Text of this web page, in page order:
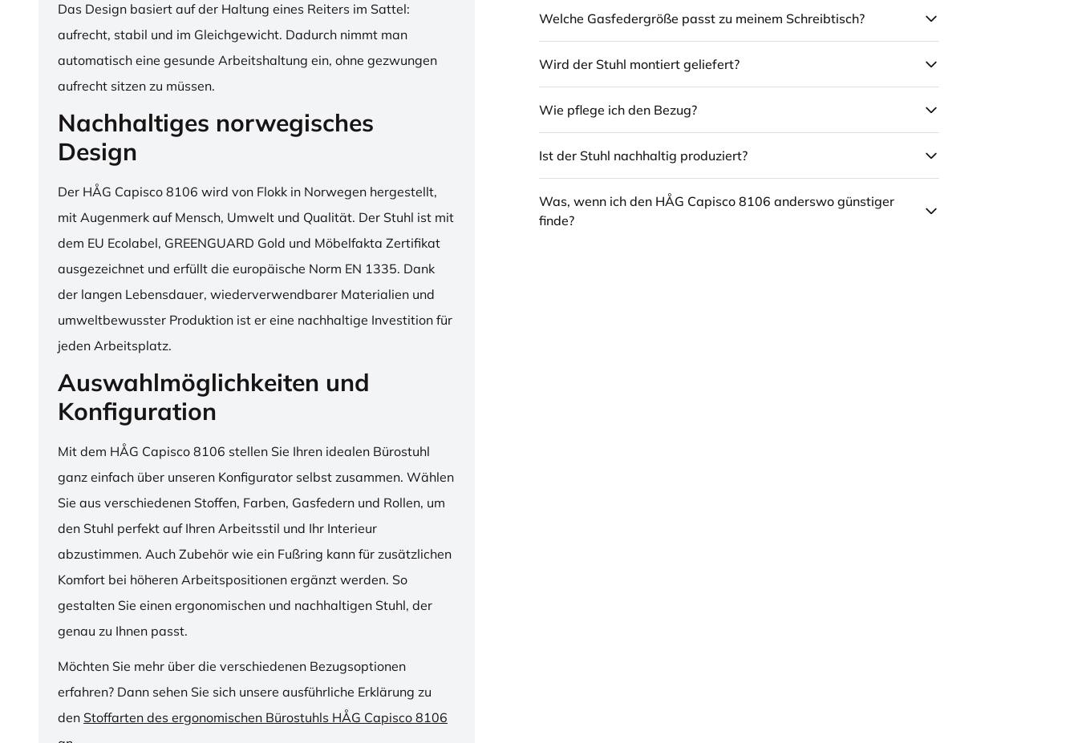
Das Design basiert auf der Haltung eines Reiters im Sattel:
aufrecht, stabil und im Gleichgewicht. Dadurch nimmt man
automatisch eine gesunde Arbeitshaltung ein, ohne gezwungen
aufrecht sitzen zu müssen.
Nachhaltiges norwegisches
Design
Der HÅG Capisco 8106 wird von Flokk in Norwegen hergestellt,
mit Augenmerk auf Mensch, Umwelt und Qualität. Der Stuhl ist mit
dem EU Ecolabel, GREENGUARD Gold und Möbelfakta Zertifikat
ausgezeichnet und erfüllt die europäische Norm EN 1335. Dank
der langen Lebensdauer, wiederverwendbarer Materialien und
umweltbewusster Produktion ist er eine nachhaltige Investition für
jeden Arbeitsplatz.
Auswahlmöglichkeiten und
Konfiguration
Mit dem HÅG Capisco 8106 stellen Sie Ihren idealen Bürostuhl
ganz einfach über unseren Konfigurator selbst zusammen. Wählen
Sie aus verschiedenen Stoffen, Farben, Gasfedern und Rollen, um
den Stuhl perfekt auf Ihren Arbeitsstil und Ihr Interieur
abzustimmen. Auch Zubehör wie ein Fußring kann für zusätzlichen
Komfort bei höheren Arbeitspositionen ergänzt werden. So
gestalten Sie einen ergonomischen und nachhaltigen Stuhl, der
genau zu Ihnen passt.
Möchten Sie mehr über die verschiedenen Bezugsoptionen
erfahren? Dann sehen Sie sich unsere ausführliche Erklärung zu
den Stoffarten des ergonomischen Bürostuhls HÅG Capisco 8106
Welche Gasfedergröße passt zu meinem Schreibtisch?
Wird der Stuhl montiert geliefert?
Wie pflege ich den Bezug?
Ist der Stuhl nachhaltig produziert?
Was, wenn ich den HÅG Capisco 8106 anderswo günstiger
finde?